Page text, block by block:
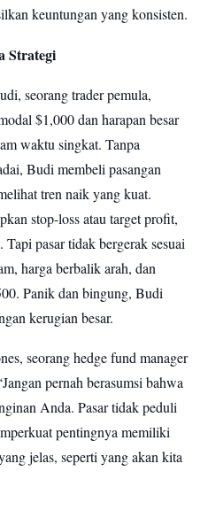
keuntungan yang konsisten.
Strategi
seorang trader pemula,
$1,000 dan harapan besar
waktu singkat. Tanpa
Budi membeli pasangan
tren naik yang kuat.
stop-loss atau target profit,
pasar tidak bergerak sesuai
harga berbalik arah, dan
Panik dan bingung, Budi
kerugian besar.
seorang hedge fund manager
pernah berasumsi bahwa
Anda. Pasar tidak peduli
pentingnya memiliki
jelas, seperti yang akan kita